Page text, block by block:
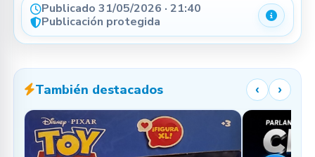
Publicado 31/05/2026 · 21:40
Publicación protegida
También destacados ‹ ›